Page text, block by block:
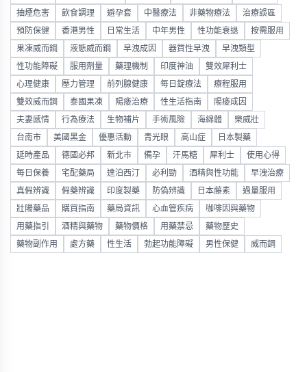
抽煙危害 飲食調理 避孕套 中醫療法 非藥物療法 治療誤區
預防保健 香港男性 日常生活 中年男性 性功能衰退 按需服用
果凍威而鋼 液態威而鋼 早洩成因 器質性早洩 早洩類型
性功能障礙 服用劑量 藥理機制 印度神油 雙效犀利士
心理健康 壓力管理 前列腺健康 每日錠療法 療程服用
雙效威而鋼 泰國果凍 陽痿治療 性生活指南 陽痿成因
夫妻感情 行為療法 生物補片 手術風險 海綿體 樂威壯
台南市 美國黑金 優惠活動 青光眼 高山症 日本製藥
延時產品 德國必邦 新北市 備孕 汗馬糖 犀利士 使用心得
每日保養 宅配藥局 達泊西汀 必利勁 酒精與性功能 早洩治療
真假辨識 假藥辨識 印度製藥 防偽辨識 日本藤素 過量服用
壯陽藥品 購買指南 藥局資訊 心血管疾病 咖啡因與藥物
用藥指引 酒精與藥物 藥物價格 用藥禁忌 藥物歷史
藥物副作用 處方藥 性生活 勃起功能障礙 男性保健 威而鋼